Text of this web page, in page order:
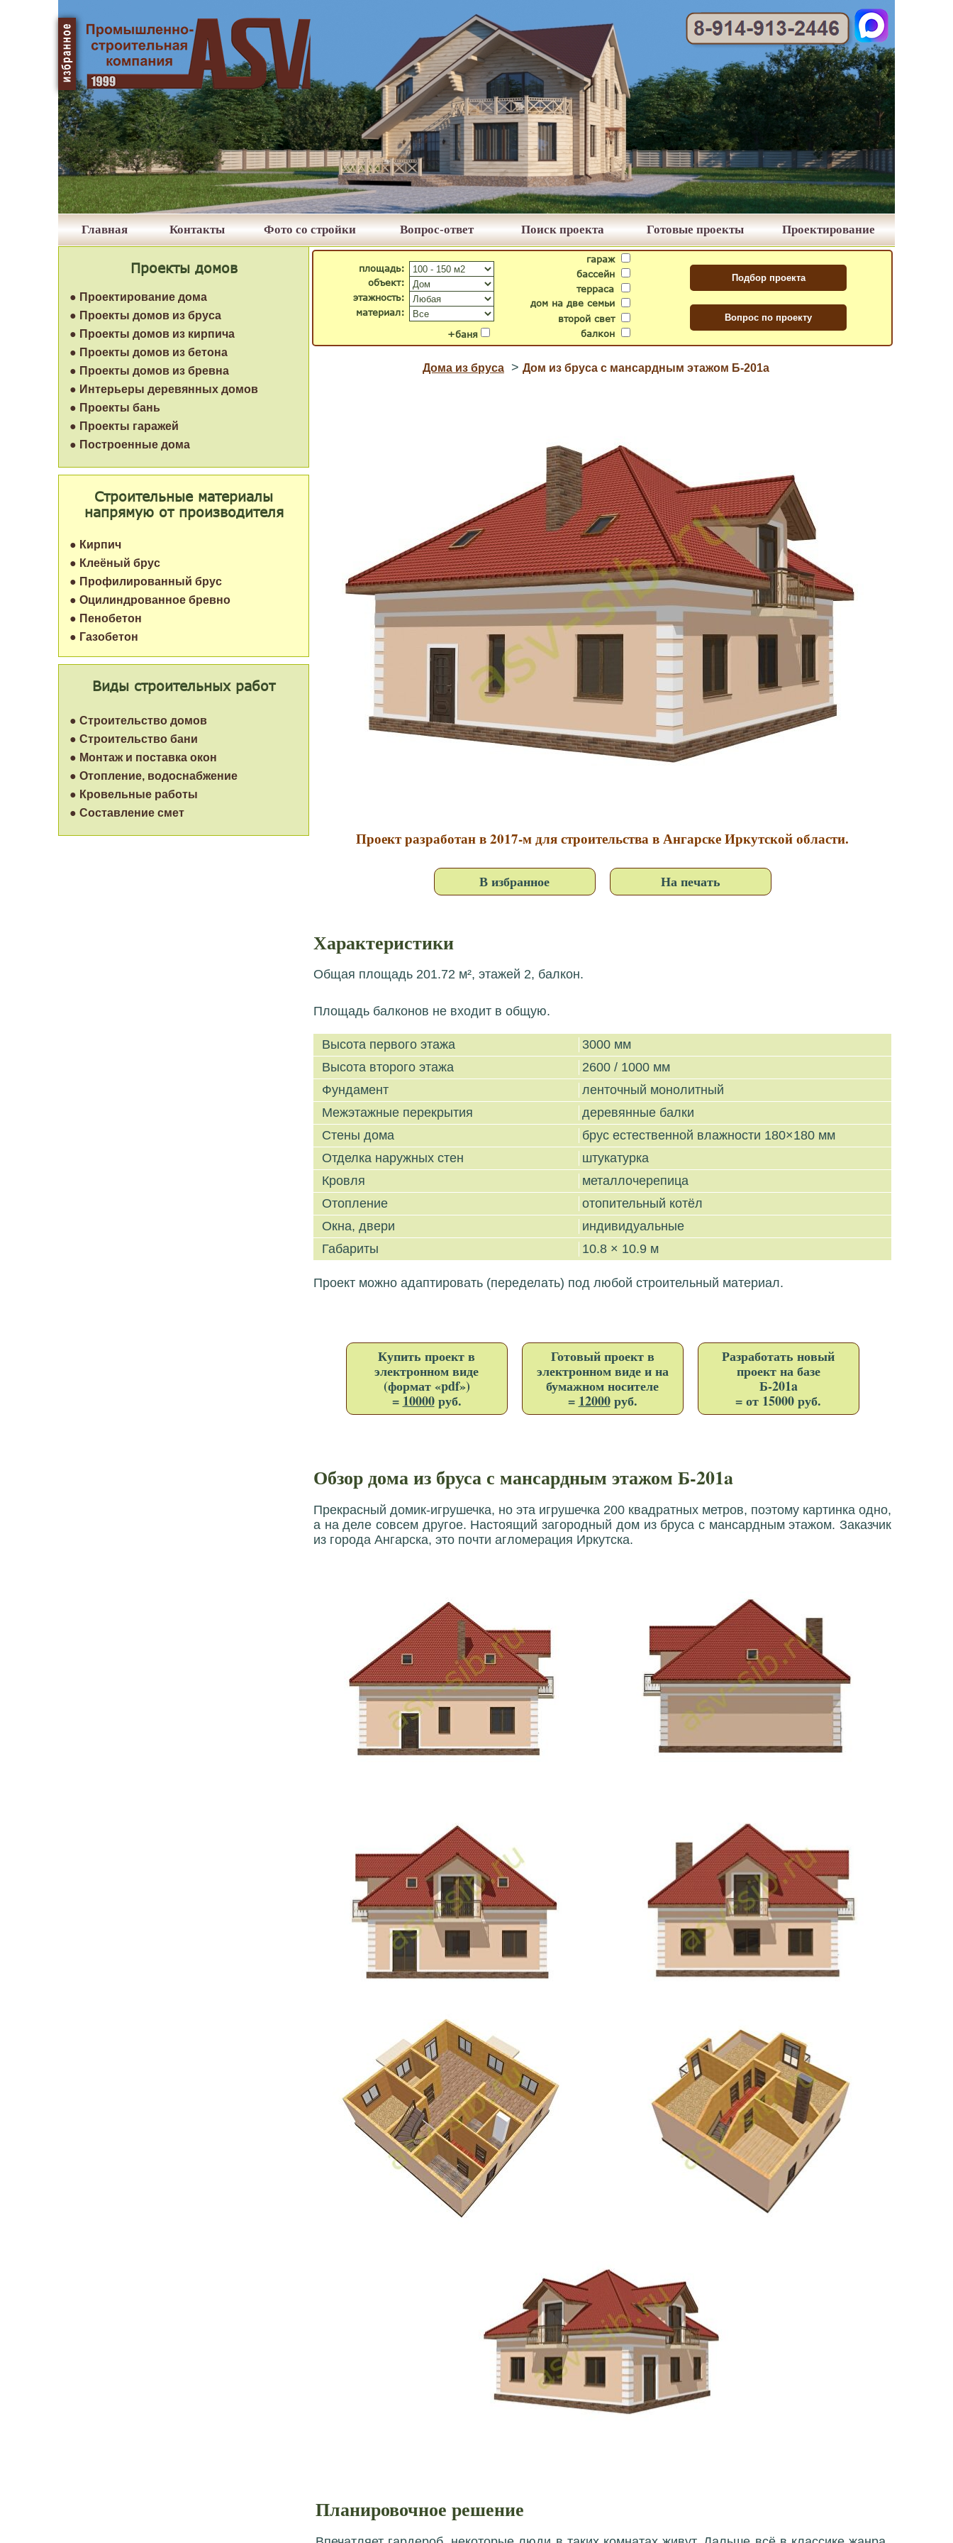
Главная Фото со стройки
Контакты Вопрос-ответ Поиск проекта Готовые проекты Проектирование
Проекты домов
Виды строительных работ
● Строительство домов
● Строительство бани
● Монтаж и поставка окон
● Отопление, водоснабжение
● Кровельные работы
● Составление смет
Строительные материалы
напрямую от производителя
● Кирпич
● Клеёный брус
● Профилированный брус
● Оцилиндрованное бревно
● Пенобетон
● Газобетон
● Проектирование дома
● Проекты домов из бруса
● Проекты домов из кирпича
● Проекты домов из бетона
● Проекты домов из бревна
● Интерьеры деревянных домов
● Проекты бань
● Проекты гаражей
● Построенные дома
гараж
бассейн
второй свет
дом на две семьи
терраса
балкон
+баня
объект:
материал:
площадь:
этажность:
Дома из бруса > Дом из бруса с мансардным этажом Б-201a
Проект разработан в 2017-м для строительства в Ангарске Иркутской области.
В избранное На печать
Характеристики
Общая площадь 201.72 м², этажей 2, балкон.
Площадь балконов не входит в общую.
Высота первого этажа
3000 мм
Высота второго этажа
2600 / 1000 мм
Фундамент
ленточный монолитный
Межэтажные перекрытия
деревянные балки
Стены дома
брус естественной влажности 180×180 мм
Отделка наружных стен
штукатурка
Кровля
металлочерепица
Отопление
отопительный котёл
Окна, двери
индивидуальные
Габариты
10.8 × 10.9 м
Проект можно адаптировать (переделать) под любой строительный материал.
Купить проект в
электронном виде
(формат «pdf»)
= 10000руб.
Готовый проект в
электронном виде и на
бумажном носителе
= 12000руб.
Разработать новый
проект на базе
Б-201a
= от 15000 руб.
Обзор дома из бруса с мансардным этажом Б-201a
Прекрасный домик-игрушечка, но эта игрушечка 200 квадратных метров, поэтому картинка одно,
а на деле совсем другое. Настоящий загородный дом из бруса с мансардным этажом. Заказчик
из города Ангарска, это почти агломерация Иркутска.
Планировочное решение